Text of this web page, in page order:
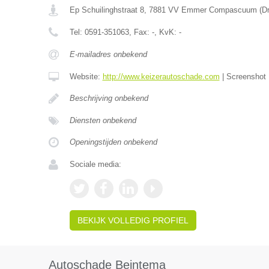
Ep Schuilinghstraat 8, 7881 VV Emmer Compascuum (
Tel: 0591-351063, Fax: -, KvK: -
E-mailadres onbekend
Website: http://www.keizerautoschade.com Screenshot
Beschrijving onbekend
Diensten onbekend
Openingstijden onbekend
Sociale media:
BEKIJK VOLLEDIG PROFIEL
Autoschade Beintema